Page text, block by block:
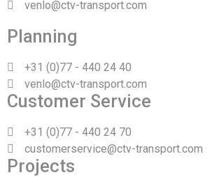
venlo@ctv-transport.com
Planning
+31 (0)77 - 440 24 40
venlo@ctv-transport.com
Customer Service
+31 (0)77 - 440 24 70
customerservice@ctv-transport.com
Projects